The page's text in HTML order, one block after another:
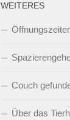
WEITERES
Couch
Über das